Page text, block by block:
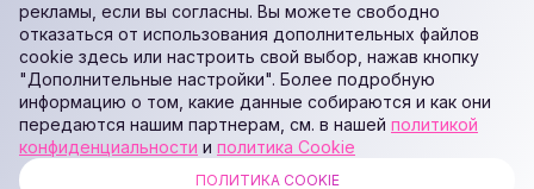
рекламы, если вы согласны. Вы можете свободно
отказаться от использования дополнительных файлов
cookie здесь или настроить свой выбор, нажав кнопку
"Дополнительные настройки". Более подробную
информацию о том, какие данные собираются и как они
передаются нашим партнерам, см. в нашей политикой
конфиденциальности и политика Cookie
ПОЛИТИКА COOKIE